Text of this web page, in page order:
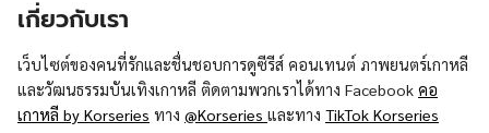
เกี่ยวกับเรา
เว็บไซต์ของคนที่รักและชื่นชอบการดูซีรีส์ คอนเทนต์ ภาพยนตร์เกาหลี
และวัฒนธรรมบันเทิงเกาหลี ติดตามพวกเราได้ทาง Facebook คอ
เกาหลี by Korseries ทาง @Korseries และทาง TikTok Korseries